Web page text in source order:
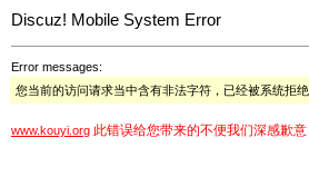
Discuz! Mobile System Error
Error messages:
您当前的访问请求当中含有非法字符，已经被系统拒绝
www.kouyi.org 此错误给您带来的不便我们深感歉意